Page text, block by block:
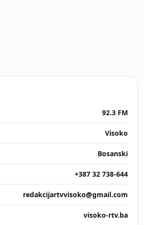
92.3 FM
Visoko
Bosanski
+387 32 738-644
redakcijartvvisoko@gmail.com
visoko-rtv.ba